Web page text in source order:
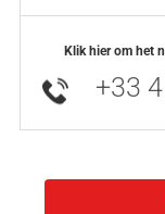
Klik hier om het
+33